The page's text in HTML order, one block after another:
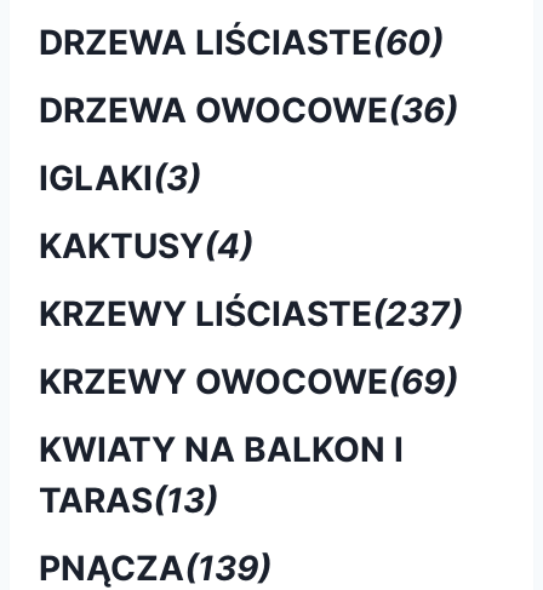
DRZEWA LIŚCIASTE(60)
DRZEWA OWOCOWE(36)
IGLAKI(3)
KAKTUSY(4)
KRZEWY LIŚCIASTE(237)
KRZEWY OWOCOWE(69)
KWIATY NA BALKON I
TARAS(13)
PNĄCZA(139)